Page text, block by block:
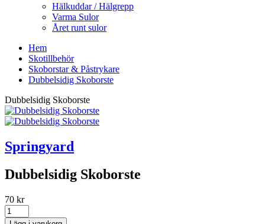
Hälkuddar / Hälgrepp
Varma Sulor
Året runt sulor
Hem
Skotillbehör
Skoborstar & Påstrykare
Dubbelsidig Skoborste
Dubbelsidig Skoborste
Springyard
Dubbelsidig Skoborste
70 kr